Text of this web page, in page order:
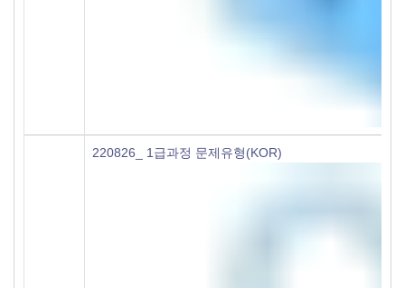
220826_ 1급과정 문제유형(KOR)